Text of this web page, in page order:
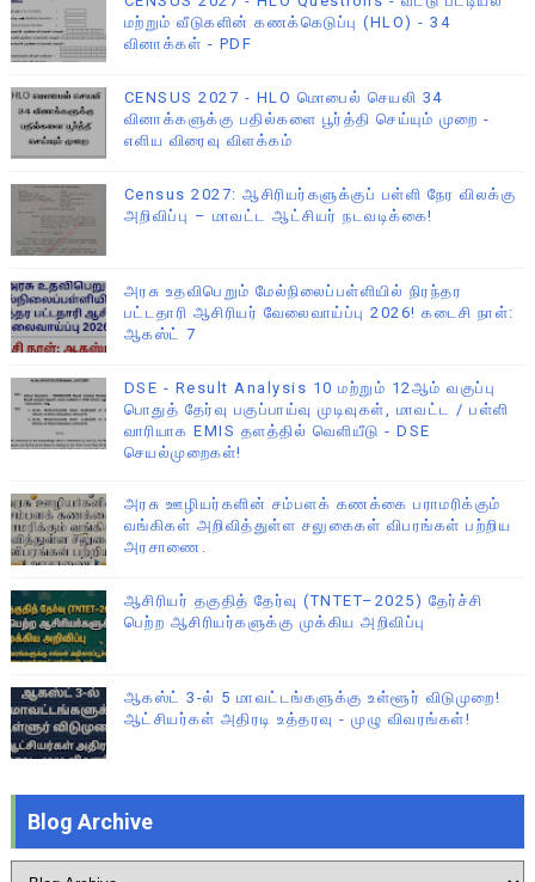
மற்றும் வீடுகளின் கணக்கெடுப்பு (HLO) - 34
வினாக்கள் - PDF
CENSUS 2027 - HLO மொபைல் செயலி 34
வினாக்களுக்கு பதில்களை பூர்த்தி செய்யும் முறை -
எளிய விரைவு விளக்கம்
Census 2027: ஆசிரியர்களுக்குப் பள்ளி நேர விலக்கு
அறிவிப்பு – மாவட்ட ஆட்சியர் நடவடிக்கை!
அரசு உதவிபெறும் மேல்நிலைப்பள்ளியில் நிரந்தர
பட்டதாரி ஆசிரியர் வேலைவாய்ப்பு 2026! கடைசி நாள்:
ஆகஸ்ட் 7
DSE - Result Analysis 10 மற்றும் 12ஆம் வகுப்பு
பொதுத் தேர்வு பகுப்பாய்வு முடிவுகள், மாவட்ட / பள்ளி
வாரியாக EMIS தளத்தில் வெளியீடு - DSE
செயல்முறைகள்!
அரசு ஊழியர்களின் சம்பளக் கணக்கை பராமரிக்கும்
வங்கிகள் அறிவித்துள்ள சலுகைகள் விபரங்கள் பற்றிய
அரசாணை.
ஆசிரியர் தகுதித் தேர்வு (TNTET–2025) தேர்ச்சி
பெற்ற ஆசிரியர்களுக்கு முக்கிய அறிவிப்பு
ஆகஸ்ட் 3-ல் 5 மாவட்டங்களுக்கு உள்ளூர் விடுமுறை!
ஆட்சியர்கள் அதிரடி உத்தரவு - முழு விவரங்கள்!
Blog Archive